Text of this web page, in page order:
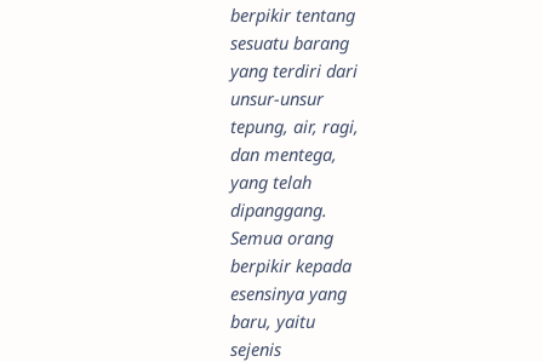
berpikir tentang
sesuatu barang
yang terdiri dari
unsur-unsur
tepung, air, ragi,
dan mentega,
yang telah
dipanggang.
Semua orang
berpikir kepada
esensinya yang
baru, yaitu
sejenis